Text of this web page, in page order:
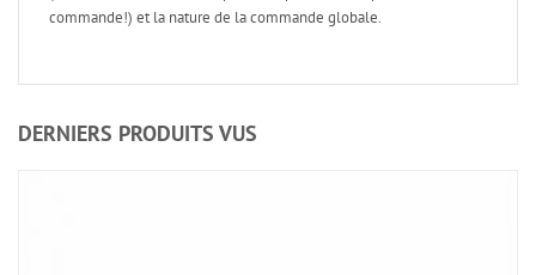
commande!) et la nature de la commande globale.
DERNIERS PRODUITS VUS